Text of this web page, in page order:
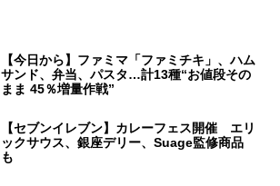
【今日から】ファミマ「ファミチキ」、ハム
サンド、弁当、パスタ…計13種“お値段その
まま 45％増量作戦”
【セブンイレブン】カレーフェス開催 エリ
ックサウス、銀座デリー、Suage監修商品
も